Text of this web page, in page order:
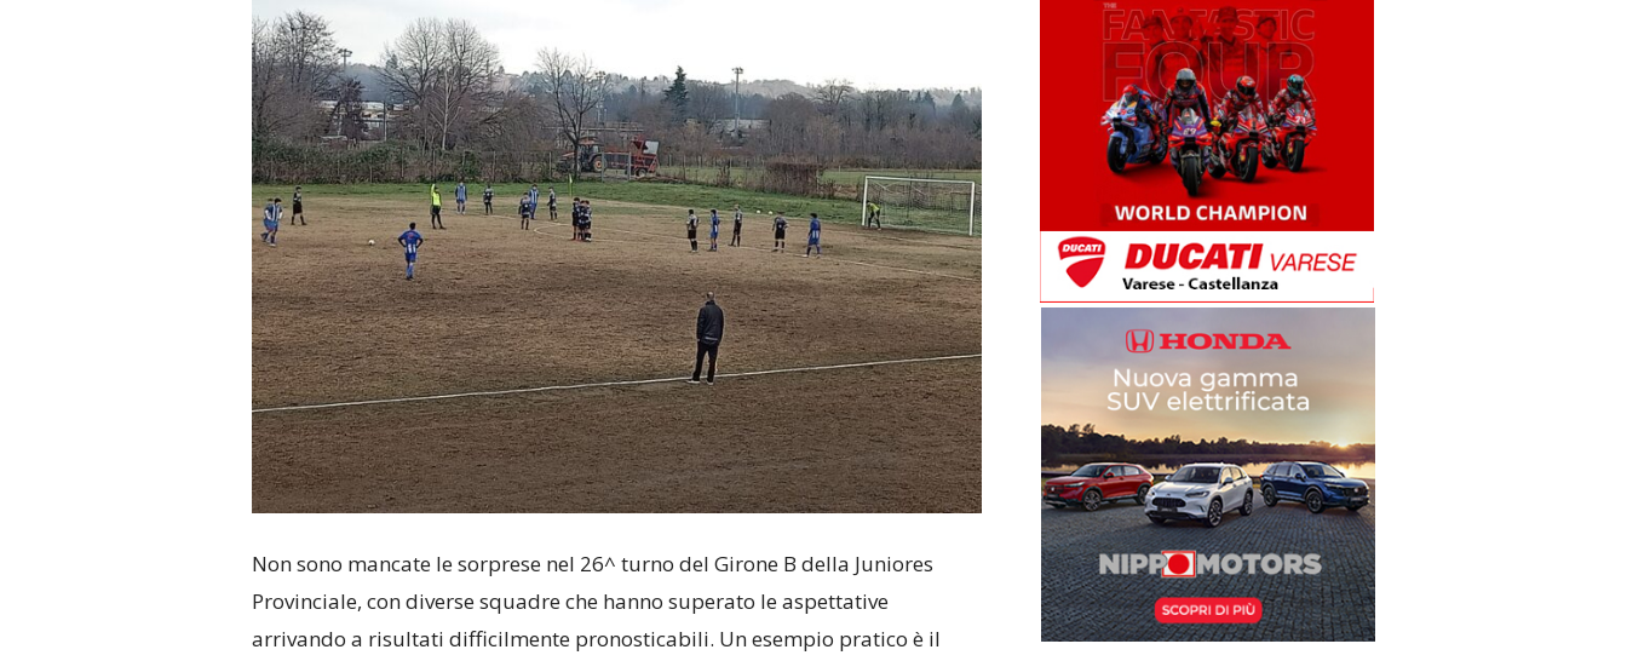
Non sono mancate le sorprese nel 26^ turno del Girone B della Juniores
Provinciale, con diverse squadre che hanno superato le aspettative
arrivando a risultati difficilmente pronosticabili. Un esempio pratico è il